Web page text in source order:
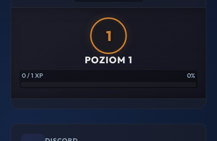
1
POZIOM 1
0 / 1 XP 0%